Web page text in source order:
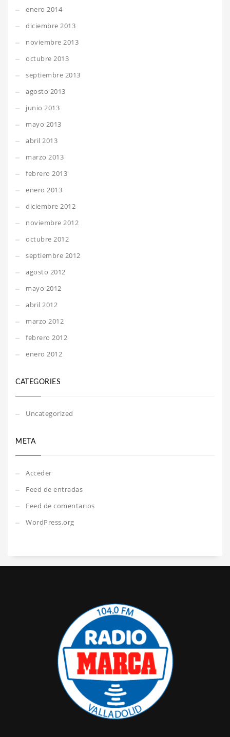
enero 2014
diciembre 2013
noviembre 2013
octubre 2013
septiembre 2013
agosto 2013
junio 2013
mayo 2013
abril 2013
marzo 2013
febrero 2013
enero 2013
diciembre 2012
noviembre 2012
octubre 2012
septiembre 2012
agosto 2012
mayo 2012
abril 2012
marzo 2012
febrero 2012
enero 2012
CATEGORIES
Uncategorized
META
Acceder
Feed de entradas
Feed de comentarios
WordPress.org